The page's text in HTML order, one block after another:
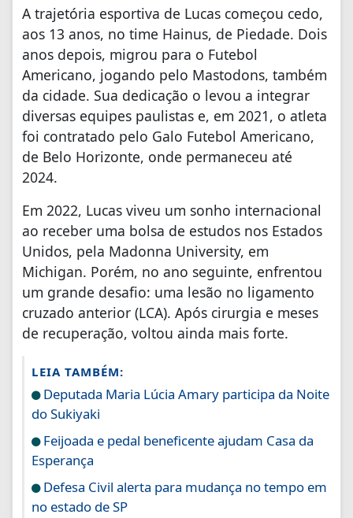
A trajetória esportiva de Lucas começou cedo,
aos 13 anos, no time Hainus, de Piedade. Dois
anos depois, migrou para o Futebol
Americano, jogando pelo Mastodons, também
da cidade. Sua dedicação o levou a integrar
diversas equipes paulistas e, em 2021, o atleta
foi contratado pelo Galo Futebol Americano,
de Belo Horizonte, onde permaneceu até
2024.
Em 2022, Lucas viveu um sonho internacional
ao receber uma bolsa de estudos nos Estados
Unidos, pela Madonna University, em
Michigan. Porém, no ano seguinte, enfrentou
um grande desafio: uma lesão no ligamento
cruzado anterior (LCA). Após cirurgia e meses
de recuperação, voltou ainda mais forte.
LEIA TAMBÉM:
Deputada Maria Lúcia Amary participa da Noite
do Sukiyaki
Feijoada e pedal beneficente ajudam Casa da
Esperança
Defesa Civil alerta para mudança no tempo em
no estado de SP